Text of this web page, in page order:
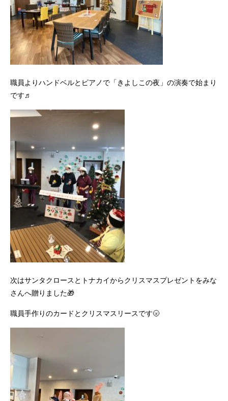
職員よりハンドベルとピアノで「きよしこの夜」の演奏で始まり
です♬
次はサンタクロースとトナカイからクリスマスプレゼントをみな
さんへ贈りました🎁
職員手作りのカードとクリスマスリースです🌝